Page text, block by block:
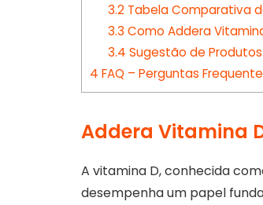
3.2Tabela Comparativa
3.3 Como Addera
3.4 Sugestão de
4 FAQ – Perguntas
Addera Vitamina
A vitamina D, conhecida
desempenha um papel